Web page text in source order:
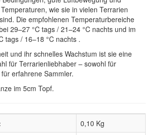
wie sie in vielen Terrarien
Die empfohlenen Temperaturbereiche
29–27 °C tags / 21–24 °C nachts und im
tags / 16–18 °C nachts .
und ihr schnelles Wachstum ist sie eine
für Terrarienliebhaber – sowohl für
erfahrene Sammler.
im 5cm Topf.
0,10 Kg